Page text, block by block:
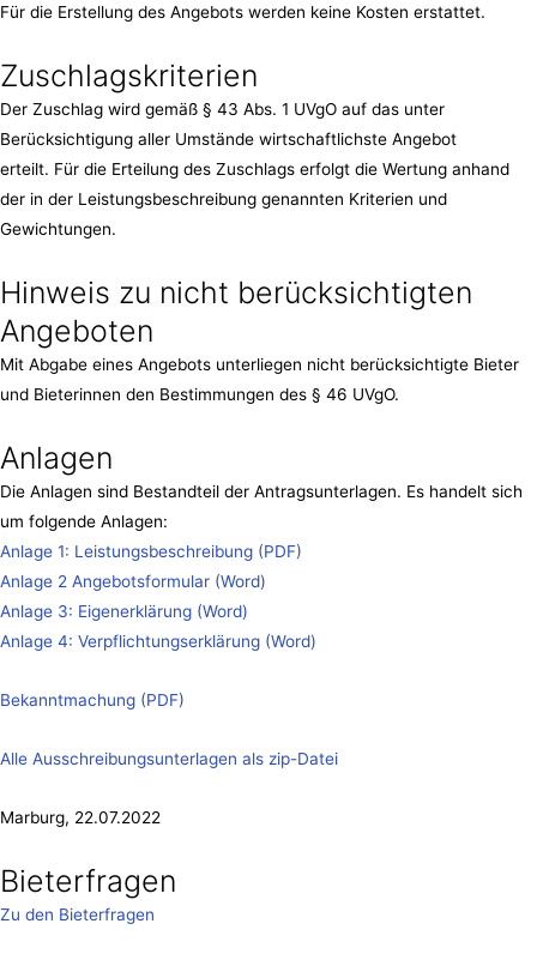
Für die Erstellung des Angebots werden keine Kosten erstattet.
Zuschlagskriterien
Der Zuschlag wird gemäß § 43 Abs. 1 UVgO auf das unter
Berücksichtigung aller Umstände wirtschaftlichste Angebot
erteilt. Für die Erteilung des Zuschlags erfolgt die Wertung anhand
der in der Leistungsbeschreibung genannten Kriterien und
Gewichtungen.
Hinweis zu nicht berücksichtigten
Angeboten
Mit Abgabe eines Angebots unterliegen nicht berücksichtigte Bieter
und Bieterinnen den Bestimmungen des § 46 UVgO.
Anlagen
Die Anlagen sind Bestandteil der Antragsunterlagen. Es handelt sich
um folgende Anlagen:
Anlage 1: Leistungsbeschreibung (PDF)
Anlage 2 Angebotsformular (Word)
Anlage 3: Eigenerklärung (Word)
Anlage 4: Verpflichtungserklärung (Word)
Bekanntmachung (PDF)
Alle Ausschreibungsunterlagen als zip-Datei
Marburg, 22.07.2022
Bieterfragen
Zu den Bieterfragen